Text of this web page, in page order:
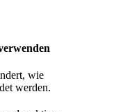
wie
werden.